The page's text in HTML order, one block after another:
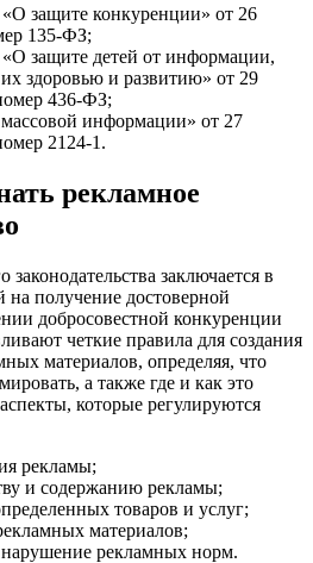
защите конкуренции» от 26
135-ФЗ;
защите детей от информации,
здоровью и развитию» от 29
436-ФЗ;
информации» от 27
2124-1.
рекламное
заключается в
на получение достоверной
добросовестной конкуренции
четкие правила для создания
материалов, определяя, что
а также где и как это
которые регулируются
рекламы;
и содержанию рекламы;
товаров и услуг;
материалов;
нарушение рекламных норм.